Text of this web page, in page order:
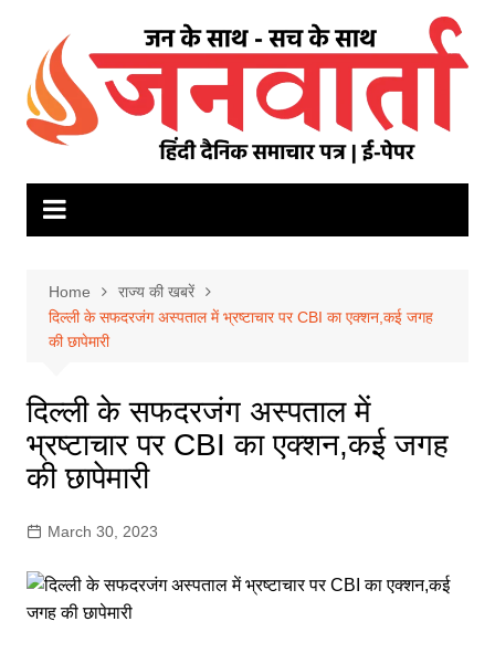
content
Home
राज्य की खबरें
दिल्ली के सफदरजंग अस्पताल में भ्रष्टाचार पर CBI का एक्शन,कई जगह
की छापेमारी
दिल्ली के सफदरजंग अस्पताल में
भ्रष्टाचार पर CBI का एक्शन,कई जगह
की छापेमारी
March 30, 2023